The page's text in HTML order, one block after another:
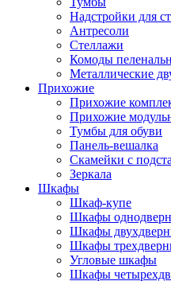
Надстройки для
Антресоли
Стеллажи
Комоды
Металлические
Прихожие
Прихожие
Прихожие
Тумбы для обуви
Панель-вешалка
Скамейки с
Зеркала
Шкафы
Шкаф-купе
Шкафы
Шкафы
Шкафы
Угловые шкафы
Шкафы